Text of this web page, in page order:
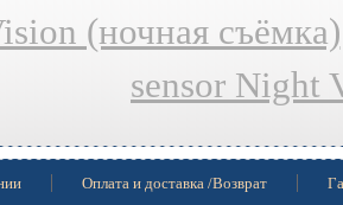
(ночная съёмка)
sensor Night
Оплата и доставка /Возврат